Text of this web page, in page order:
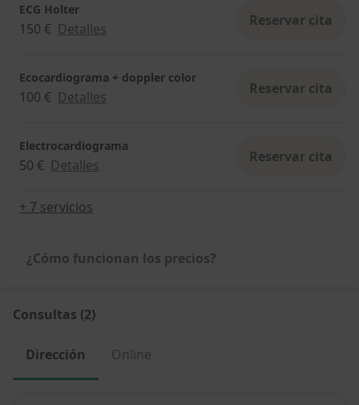
ECG Holter
150 € Detalles Reservar cita
Ecocardiograma + doppler color
100 € Detalles Reservar cita
Electrocardiograma
50 € Detalles Reservar cita
+ 7 servicios
¿Cómo funcionan los precios?
Consultas (2)
Dirección Online